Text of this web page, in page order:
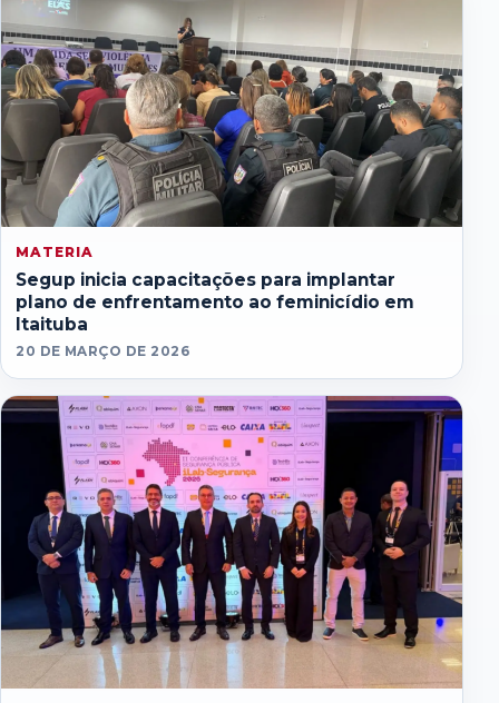
MATERIA
Segup inicia capacitações para implantar
plano de enfrentamento ao feminicídio em
Itaituba
20 DE MARÇO DE 2026